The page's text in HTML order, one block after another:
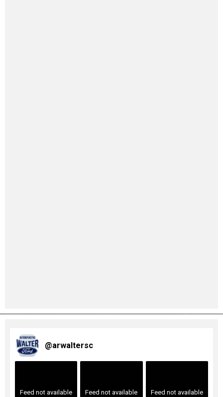
@arwaltersc
Feed not available Feed not available Feed not available